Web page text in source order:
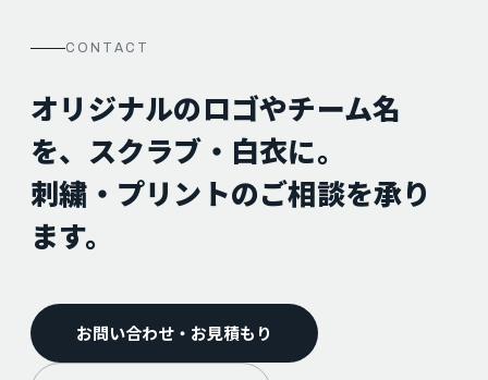
CONTACT
オリジナルのロゴやチーム名
を、スクラブ・白衣に。
刺繍・プリントのご相談を承り
ます。
お問い合わせ・お見積もり